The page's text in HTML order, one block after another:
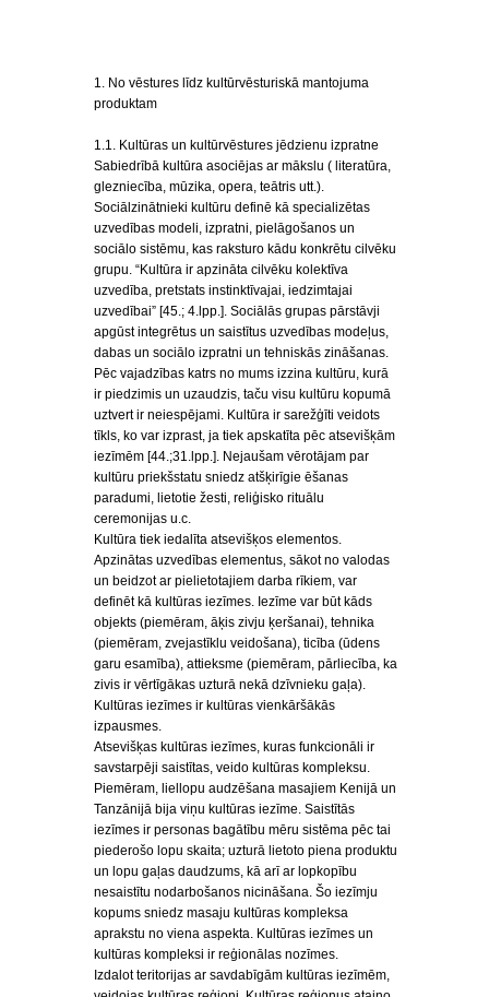
1. No vēstures līdz kultūrvēsturiskā mantojuma
produktam
1.1. Kultūras un kultūrvēstures jēdzienu izpratne
Sabiedrībā kultūra asociējas ar mākslu ( literatūra,
glezniecība, mūzika, opera, teātris utt.).
Sociālzinātnieki kultūru definē kā specializētas
uzvedības modeli, izpratni, pielāgošanos un
sociālo sistēmu, kas raksturo kādu konkrētu cilvēku
grupu. “Kultūra ir apzināta cilvēku kolektīva
uzvedība, pretstats instinktīvajai, iedzimtajai
uzvedībai” [45.; 4.lpp.]. Sociālās grupas pārstāvji
apgūst integrētus un saistītus uzvedības modeļus,
dabas un sociālo izpratni un tehniskās zināšanas.
Pēc vajadzības katrs no mums izzina kultūru, kurā
ir piedzimis un uzaudzis, taču visu kultūru kopumā
uztvert ir neiespējami. Kultūra ir sarežģīti veidots
tīkls, ko var izprast, ja tiek apskatīta pēc atsevišķām
iezīmēm [44.;31.lpp.]. Nejaušam vērotājam par
kultūru priekšstatu sniedz atšķirīgie ēšanas
paradumi, lietotie žesti, reliģisko rituālu
ceremonijas u.c.
Kultūra tiek iedalīta atsevišķos elementos.
Apzinātas uzvedības elementus, sākot no valodas
un beidzot ar pielietotajiem darba rīkiem, var
definēt kā kultūras iezīmes. Iezīme var būt kāds
objekts (piemēram, āķis zivju ķeršanai), tehnika
(piemēram, zvejastīklu veidošana), ticība (ūdens
garu esamība), attieksme (piemēram, pārliecība, ka
zivis ir vērtīgākas uzturā nekā dzīvnieku gaļa).
Kultūras iezīmes ir kultūras vienkāršākās
izpausmes.
Atsevišķas kultūras iezīmes, kuras funkcionāli ir
savstarpēji saistītas, veido kultūras kompleksu.
Piemēram, liellopu audzēšana masajiem Kenijā un
Tanzānijā bija viņu kultūras iezīme. Saistītās
iezīmes ir personas bagātību mēru sistēma pēc tai
piederošo lopu skaita; uzturā lietoto piena produktu
un lopu gaļas daudzums, kā arī ar lopkopību
nesaistītu nodarbošanos nicināšana. Šo iezīmju
kopums sniedz masaju kultūras kompleksa
aprakstu no viena aspekta. Kultūras iezīmes un
kultūras kompleksi ir reģionālas nozīmes.
Izdalot teritorijas ar savdabīgām kultūras iezīmēm,